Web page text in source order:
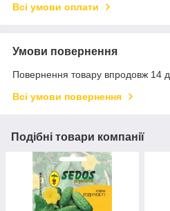
Всі умови оплати
Умови повернення
Повернення товару впродовж 14
Всі умови повернення
Подібні товари компанії